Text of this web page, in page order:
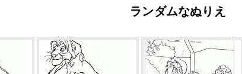
ランダムなぬりえ